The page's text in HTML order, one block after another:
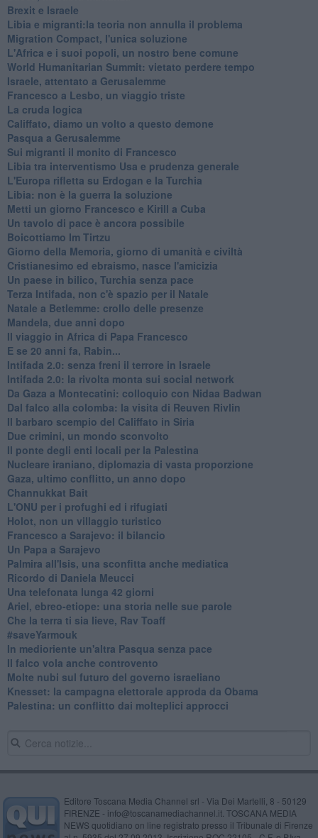
Brexit e Israele
Libia e migranti:la teoria non annulla il problema
Migration Compact, l'unica soluzione
L'Africa e i suoi popoli, un nostro bene comune
World Humanitarian Summit: vietato perdere tempo
Israele, attentato a Gerusalemme
Francesco a Lesbo, un viaggio triste
La cruda logica
Califfato, diamo un volto a questo demone
Pasqua a Gerusalemme
Sui migranti il monito di Francesco
Libia tra interventismo Usa e prudenza generale
L'Europa rifletta su Erdogan e la Turchia
Libia: non è la guerra la soluzione
Metti un giorno Francesco e Kirill a Cuba
Un tavolo di pace è ancora possibile
Boicottiamo Im Tirtzu
Giorno della Memoria, giorno di umanità e civiltà
Cristianesimo ed ebraismo, nasce l'amicizia
Un paese in bilico, Turchia senza pace
Terza Intifada, non c'è spazio per il Natale
Natale a Betlemme: crollo delle presenze
Mandela, due anni dopo
Il viaggio in Africa di Papa Francesco
E se 20 anni fa, Rabin...
Intifada 2.0: senza freni il terrore in Israele
Intifada 2.0: la rivolta monta sui social network
Da Gaza a Montecatini: colloquio con Nidaa Badwan
Dal falco alla colomba: la visita di Reuven Rivlin
Il barbaro scempio del Califfato in Siria
Due crimini, un mondo sconvolto
Il ponte degli enti locali per la Palestina
Nucleare iraniano, diplomazia di vasta proporzione
Gaza, ultimo conflitto, un anno dopo
Channukkat Bait
L'ONU per i profughi ed i rifugiati
Holot, non un villaggio turistico
Francesco a Sarajevo: il bilancio
Un Papa a Sarajevo
Palmira all'Isis, una sconfitta anche mediatica
Ricordo di Daniela Meucci
​Una telefonata lunga 42 giorni
​Ariel, ebreo-etiope: una storia nelle sue parole
Che la terra ti sia lieve, Rav Toaff
​#saveYarmouk
​In medioriente un'altra Pasqua senza pace
​Il falco vola anche controvento
Molte nubi sul futuro del governo israeliano
Knesset: la campagna elettorale approda da Obama
Palestina: un conflitto dai molteplici approcci
Editore Toscana Media Channel srl - Via Dei Martelli, 8 - 50129
FIRENZE - info@toscanamediachannel.it. TOSCANA MEDIA
NEWS quotidiano on line registrato presso il Tribunale di Firenze